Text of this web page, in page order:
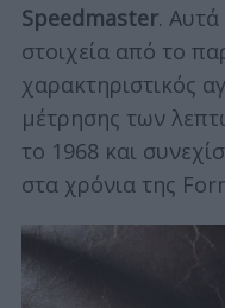
Speedmaster. Αυτά
στοιχεία από το
χαρακτηριστικός
μέτρησης των
το 1968 και
στα χρόνια της